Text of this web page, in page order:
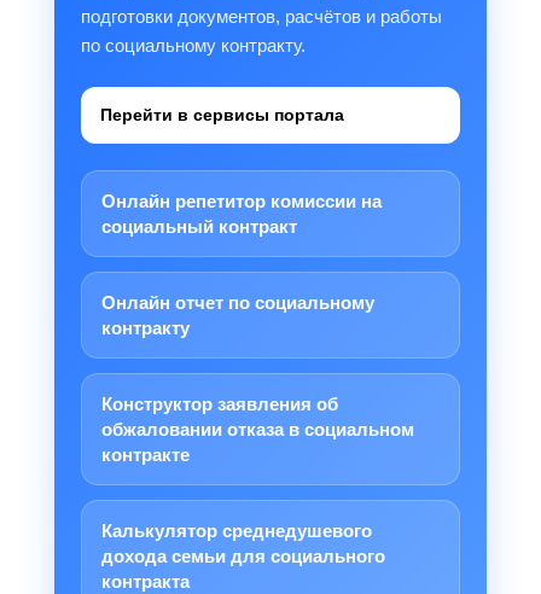
подготовки документов, расчётов и работы
по социальному контракту.
Перейти в сервисы портала
Онлайн репетитор комиссии на
социальный контракт
Онлайн отчет по социальному
контракту
Конструктор заявления об
обжаловании отказа в социальном
контракте
Калькулятор среднедушевого
дохода семьи для социального
контракта